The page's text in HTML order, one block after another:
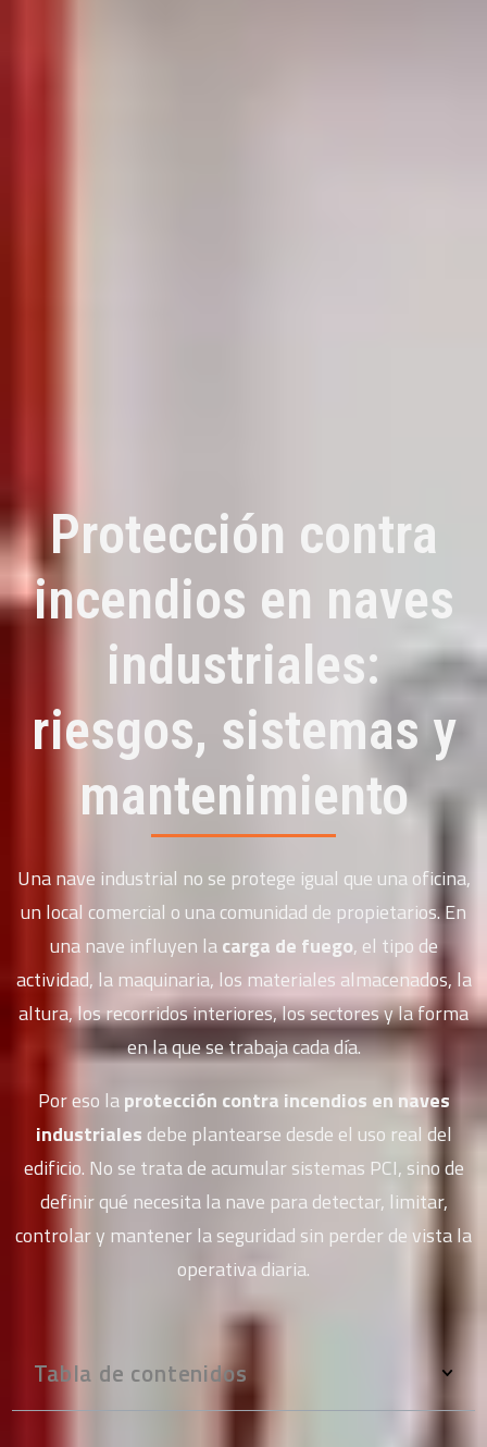
Protección contra
incendios en naves
industriales:
riesgos, sistemas y
mantenimiento
Una nave industrial no se protege igual que una oficina,
un local comercial o una comunidad de propietarios. En
una nave influyen lacarga de fuego, el tipo de
actividad, la maquinaria, los materiales almacenados, la
altura, los recorridos interiores, los sectores y la forma
en la que se trabaja cada día.
Por eso laprotección contra incendios en naves
industriales debe plantearse desde el uso real del
edificio. No se trata de acumular sistemas PCI, sino de
definir qué necesita la nave para detectar, limitar,
controlar y mantener la seguridad sin perder de vista la
operativa diaria.
Tabla de contenidos